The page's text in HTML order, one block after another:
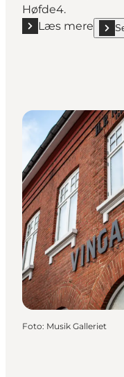
Høfde4.
Læs mere
Læs mere
Foto: Musik Galleriet